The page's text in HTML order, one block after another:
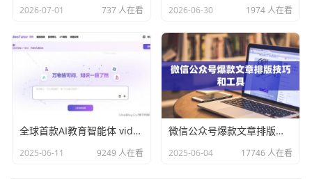
2026-07-01 737 人在看 2026-06-30 1974 人在看
全球首款AI教育智能体 videotutor.io
2025-06-11 9249 人在看
微信公众号爆款文章排版技巧和工具
2025-06-04 17746 人在看